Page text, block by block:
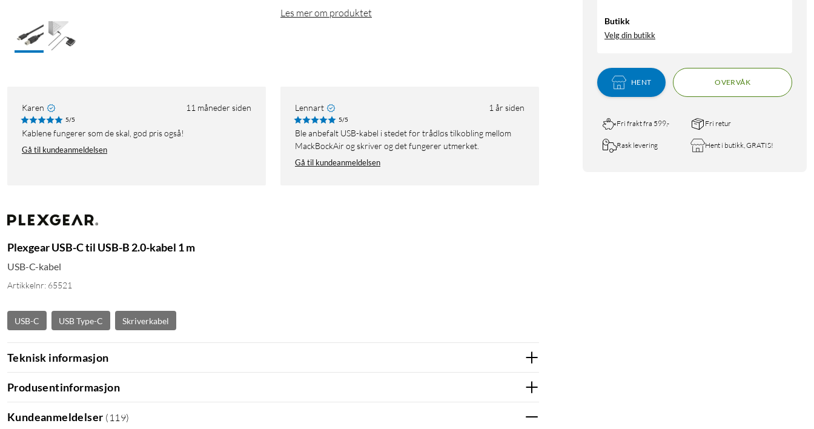
Butikk
Velg din butikk
HENT OVERVÅK
Fri frakt fra 599,- Fri retur
Rask levering Hent i butikk, GRATIS!
Les mer om produktet
Karen 11 måneder siden
5/5
Kablene fungerer som de skal, god pris også!
Gå til kundeanmeldelsen
Lennart 1 år siden
5/5
Ble anbefalt USB-kabel i stedet for trådløs tilkobling mellom
MackBockAir og skriver og det fungerer utmerket.
Gå til kundeanmeldelsen
Plexgear USB-C til USB-B 2.0-kabel 1 m
USB-C-kabel
Artikkelnr: 65521
USB-C USB Type-C Skriverkabel
Teknisk informasjon
Produsentinformasjon
Kundeanmeldelser ( 119)